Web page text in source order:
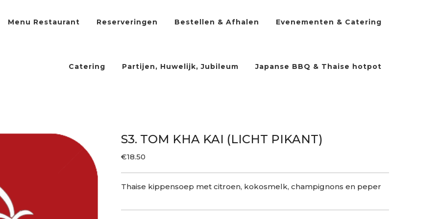
Menu Restaurant Reserveringen Bestellen & Afhalen Evenementen & Catering
Catering Partijen, Huwelijk, Jubileum Japanse BBQ & Thaise hotpot
S3. TOM KHA KAI (LICHT PIKANT)
€18.50
Thaise kippensoep met citroen, kokosmelk, champignons en peper